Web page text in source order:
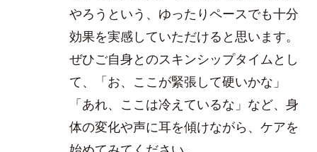
やろうという、ゆったりペースでも十分
効果を実感していただけると思います。
ぜひご自身とのスキンシップタイムとし
て、「お、ここが緊張して硬いかな」
「あれ、ここは冷えているな」など、身
体の変化や声に耳を傾けながら、ケアを